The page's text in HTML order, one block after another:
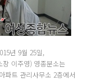
년 9월 25일,
장 이주영) 영종분소는
파트 관리사무소 2층에서